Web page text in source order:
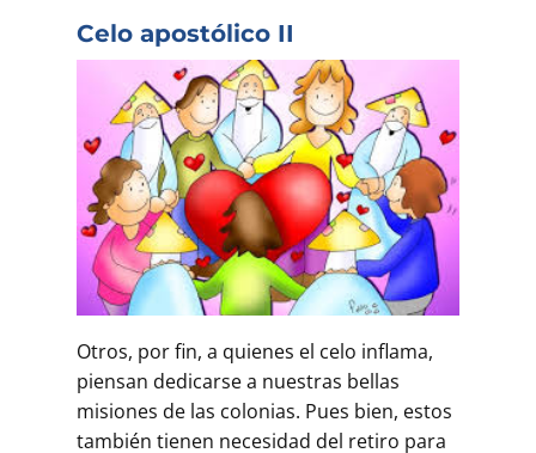
Institucional
Familia Menesiana
Pastoral Vocacional
Recursos
Contacto
Buscar
Celo apostólico II
Otros, por fin, a quienes el celo inflama,
piensan dedicarse a nuestras bellas
misiones de las colonias. Pues bien, estos
también tienen necesidad del retiro para